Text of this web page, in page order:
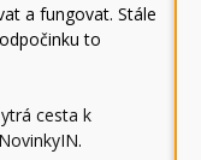
a fungovat. Stále
to
cesta k
NovinkyIN.